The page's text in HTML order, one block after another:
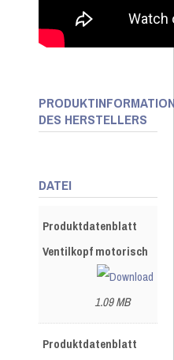
DES HERSTELLERS
DATEI
Produktdatenblatt
Ventilkopf motorisch
1.09 MB
Produktdatenblatt